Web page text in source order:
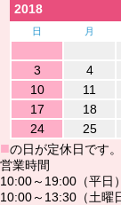
2018
日 月
3
4
10
11
17
18
24
25
■の日が定休日です。
営業時間
10:00～19:00（平日）
10:00～13:30（土曜